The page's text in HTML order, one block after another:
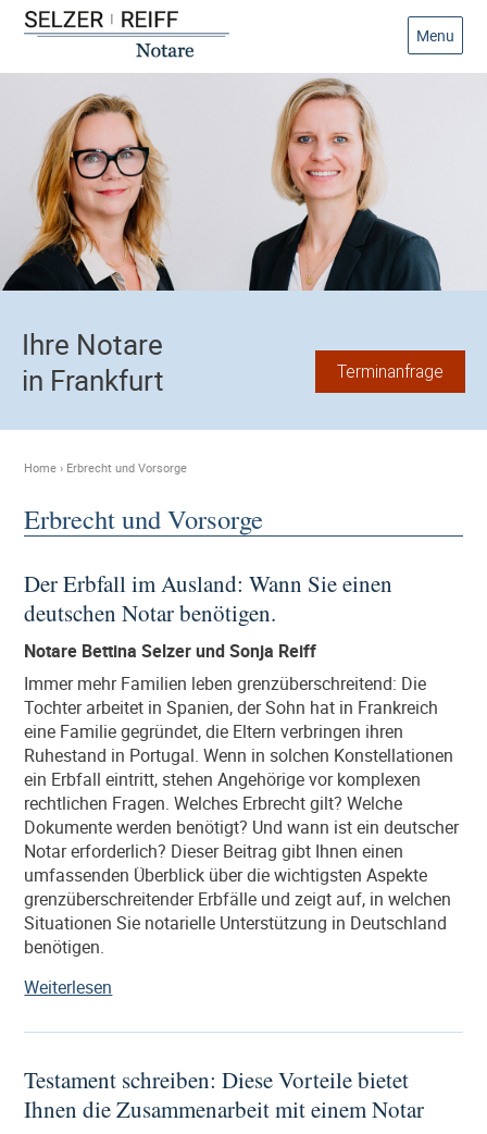
Menu
Ihre Notare
in Frankfurt
Terminanfrage
Home › Erbrecht und Vorsorge
Erbrecht und Vorsorge
Der Erbfall im Ausland: Wann Sie einen
deutschen Notar benötigen.
Notare Bettina Selzer und Sonja Reiff
Immer mehr Familien leben grenzüberschreitend: Die
Tochter arbeitet in Spanien, der Sohn hat in Frankreich
eine Familie gegründet, die Eltern verbringen ihren
Ruhestand in Portugal. Wenn in solchen Konstellationen
ein Erbfall eintritt, stehen Angehörige vor komplexen
rechtlichen Fragen. Welches Erbrecht gilt? Welche
Dokumente werden benötigt? Und wann ist ein deutscher
Notar erforderlich? Dieser Beitrag gibt Ihnen einen
umfassenden Überblick über die wichtigsten Aspekte
grenzüberschreitender Erbfälle und zeigt auf, in welchen
Situationen Sie notarielle Unterstützung in Deutschland
benötigen.
Weiterlesen
im
Wann
Sie
Testament schreiben: Diese Vorteile bietet
Ihnen die Zusammenarbeit mit einem Notar